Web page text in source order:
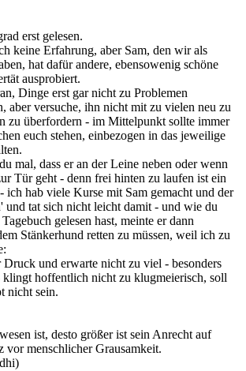
erst gelesen.
keine Erfahrung, aber Sam, den wir als
hat dafür andere, ebensowenig schöne
ausprobiert.
Dinge erst gar nicht zu Problemen
aber versuche, ihn nicht mit zu vielen neu zu
zu überfordern - im Mittelpunkt sollte immer
euch stehen, einbezogen in das jeweilige
mal, dass er an der Leine neben oder wenn
Tür geht - denn frei hinten zu laufen ist ein
ich hab viele Kurse mit Sam gemacht und der
und tat sich nicht leicht damit - und wie du
gelesen hast, meinte er dann
Stänkerhund retten zu müssen, weil ich zu
Druck und erwarte nicht zu viel - besonders
klingt hoffentlich nicht zu klugmeierisch, soll
nicht sein.
ist, desto größer ist sein Anrecht auf
vor menschlicher Grausamkeit.